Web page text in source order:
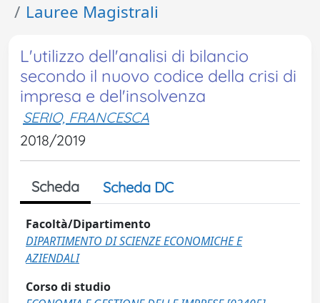
Lauree Magistrali
L'utilizzo dell'analisi di bilancio
secondo il nuovo codice della crisi di
impresa e del'insolvenza
SERIO, FRANCESCA
2018/2019
Scheda Scheda DC
Facoltà/Dipartimento
DIPARTIMENTO DI SCIENZE ECONOMICHE E
AZIENDALI
Corso di studio